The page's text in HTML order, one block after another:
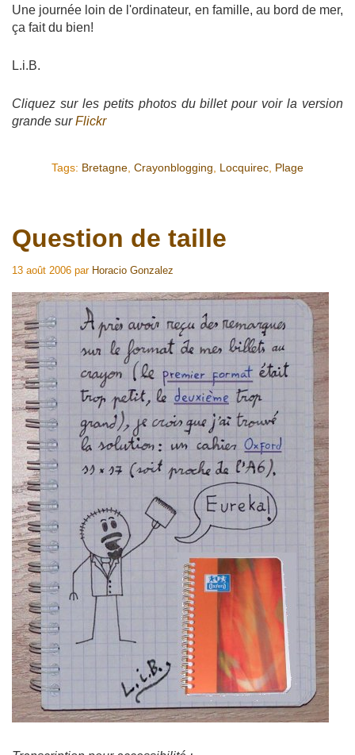
Une journée loin de l'ordinateur, en famille, au bord de mer,
ça fait du bien!
L.i.B.
Cliquez sur les petits photos du billet pour voir la version
grande surFlickr
Tags: Bretagne Crayonblogging Locquirec Plage
Question de taille
13 août 2006 par Horacio Gonzalez